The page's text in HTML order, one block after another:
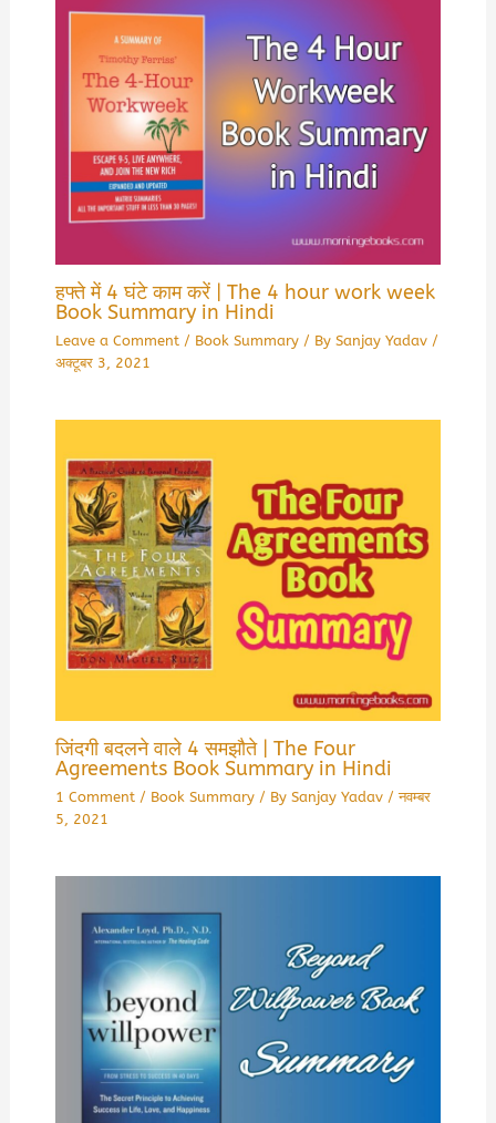
हफ्ते में 4 घंटे काम करें | The 4 hour work week
Book Summary in Hindi
Leave a Comment / Book Summary/ By Sanjay Yadav /
अक्टूबर 3, 2021
जिंदगी बदलने वाले 4 समझौते | The Four
Agreements Book Summary in Hindi
1 Comment / Book Summary/ By Sanjay Yadav /नवम्बर
5, 2021